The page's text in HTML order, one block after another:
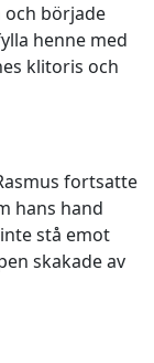
och började
henne med
klitoris och
fortsatte
hans hand
stå emot
skakade av